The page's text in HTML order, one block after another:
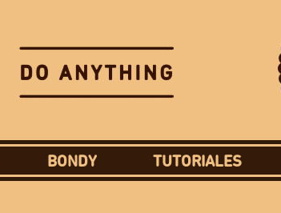
BONDY TUTORIALES